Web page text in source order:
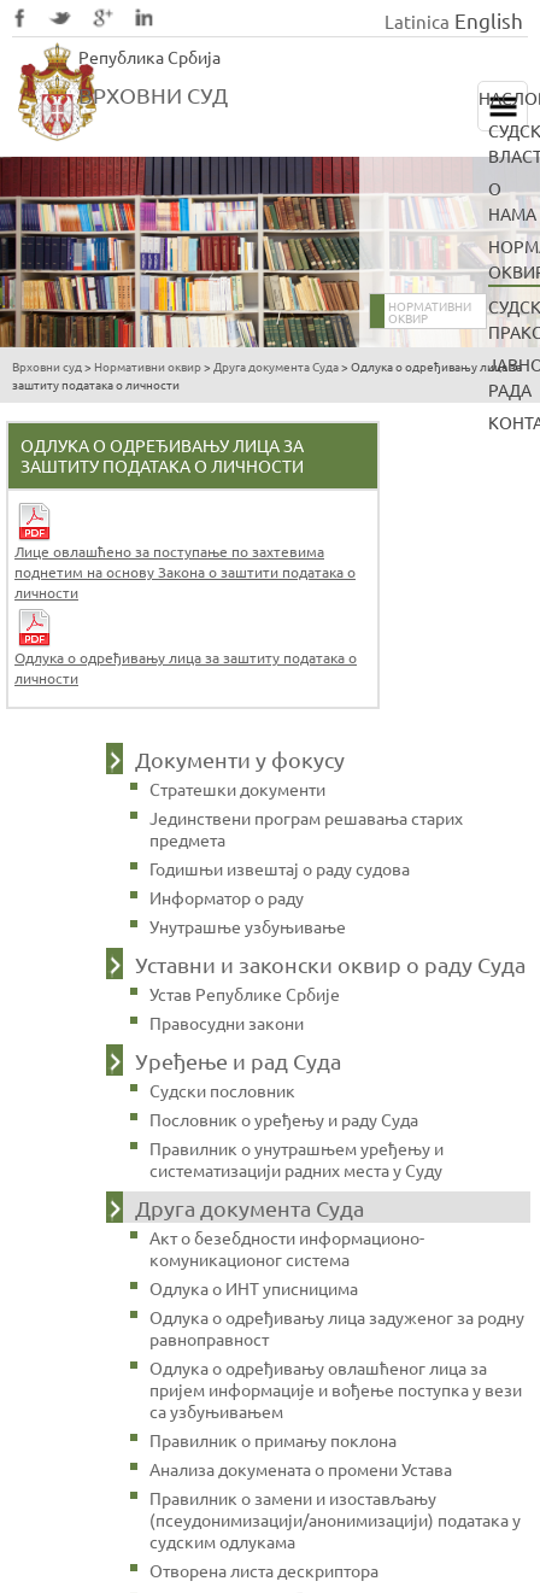
to
main
Република Србија
ВРХОВНИ СУД
Latinica English
О
НАМА
РАДА
НОРМАТИВНИ
ОКВИР
You
here
Врховни суд > Нормативни оквир> Друга документа Суда> Одлука о одређивању лица за
заштиту података о личности
ОДЛУКА О ОДРЕЂИВАЊУ ЛИЦА ЗА
ЗАШТИТУ ПОДАТАКА О ЛИЧНОСТИ
Лице овлашћено за поступање по захтевима
поднетим на основу Закона о заштити података о
личности
Одлука о одређивању лица за заштиту података о
личности
Документи у фокусу
Стратешки документи
Јединствени програм решавања старих
предмета
Годишњи извештај о раду судова
Информатор о раду
Унутрашње узбуњивање
Уставни и законски оквир о раду Суда
Устав Републике Србије
Правосудни закони
Уређење и рад Суда
Судски пословник
Пословник о уређењу и раду Суда
Правилник о унутрашњем уређењу и
систематизацији радних места у Суду
Друга документа Суда
Акт о безебдности информационо-
комуникационог система
Одлука о ИНТ уписницима
Одлука о одређивању лица задуженог за родну
равноправност
Одлука о одређивању овлашћеног лица за
пријем информације и вођење поступка у вези
са узбуњивањем
Правилник о примању поклона
Анализа докумената о промени Устава
Правилник о замени и изостављању
(псеудонимизацији/анонимизацији) података у
судским одлукама
Отворена листа дескриптора